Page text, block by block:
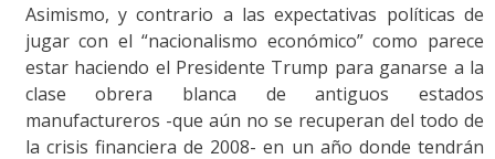
Asimismo, y contrario a las expectativas políticas de
jugar con el “nacionalismo económico” como parece
estar haciendo el Presidente Trump para ganarse a la
clase obrera blanca de antiguos estados
manufactureros -que aún no se recuperan del todo de
la crisis financiera de 2008- en un año donde tendrán